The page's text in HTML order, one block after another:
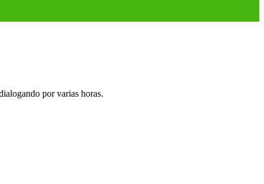
por varias horas.